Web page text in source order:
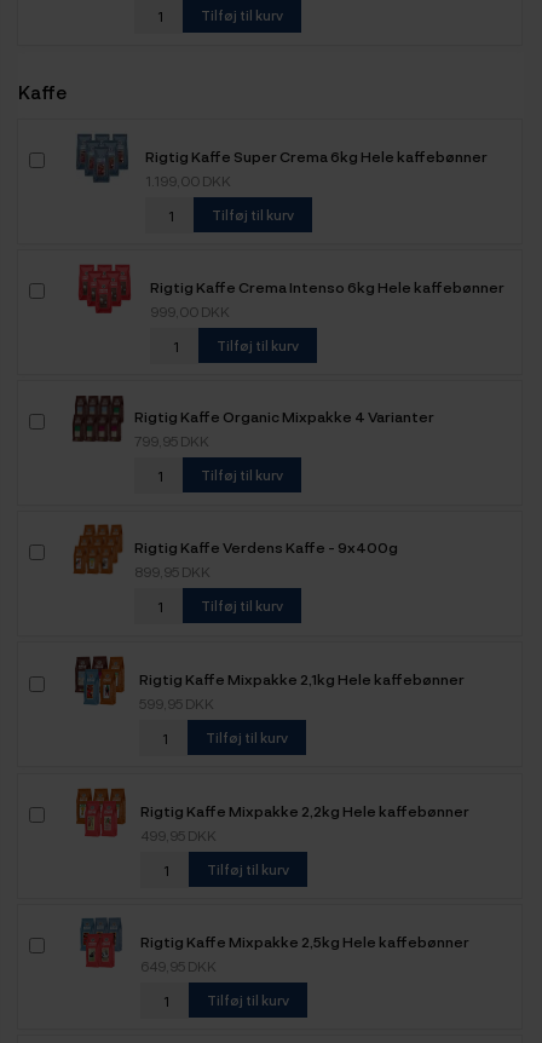
Tilføj til kurv
Kaffe
Rigtig Kaffe Super Crema 6kg Hele kaffebønner
1.199,00 DKK
Tilføj til kurv
Rigtig Kaffe Crema Intenso 6kg Hele kaffebønner
999,00 DKK
Tilføj til kurv
Rigtig Kaffe Organic Mixpakke 4 Varianter
799,95 DKK
Tilføj til kurv
Rigtig Kaffe Verdens Kaffe - 9x400g
899,95 DKK
Tilføj til kurv
Rigtig Kaffe Mixpakke 2,1kg Hele kaffebønner
599,95 DKK
Tilføj til kurv
Rigtig Kaffe Mixpakke 2,2kg Hele kaffebønner
499,95 DKK
Tilføj til kurv
Rigtig Kaffe Mixpakke 2,5kg Hele kaffebønner
649,95 DKK
Tilføj til kurv